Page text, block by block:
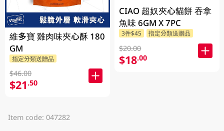
維多寶 雞肉味夾心酥 180
GM
指定分類送贈品
$46.00
$21.50
CIAO 超奴夾心貓餅 吞拿
魚味 6GM X 7PC
3件$45 指定分類送贈品
$20.00
$18.00
Item code: 047282